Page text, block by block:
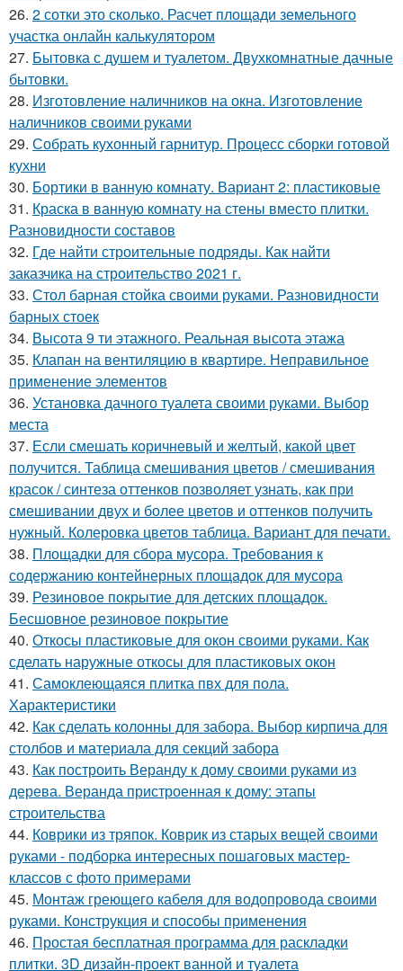
26. 2 сотки это сколько. Расчет площади земельного
участка онлайн калькулятором
27. Бытовка с душем и туалетом. Двухкомнатные дачные
бытовки.
28. Изготовление наличников на окна. Изготовление
наличников своими руками
29. Собрать кухонный гарнитур. Процесс сборки готовой
кухни
30. Бортики в ванную комнату. Вариант 2: пластиковые
31. Краска в ванную комнату на стены вместо плитки.
Разновидности составов
32. Где найти строительные подряды. Как найти
заказчика на строительство 2021 г.
33. Стол барная стойка своими руками. Разновидности
барных стоек
34. Высота 9 ти этажного. Реальная высота этажа
35. Клапан на вентиляцию в квартире. Неправильное
применение элементов
36. Установка дачного туалета своими руками. Выбор
места
37. Если смешать коричневый и желтый, какой цвет
получится. Таблица смешивания цветов / смешивания
красок / синтеза оттенков позволяет узнать, как при
смешивании двух и более цветов и оттенков получить
нужный. Колеровка цветов таблица. Вариант для печати.
38. Площадки для сбора мусора. Требования к
содержанию контейнерных площадок для мусора
39. Резиновое покрытие для детских площадок.
Бесшовное резиновое покрытие
40. Откосы пластиковые для окон своими руками. Как
сделать наружные откосы для пластиковых окон
41. Самоклеющаяся плитка пвх для пола.
Характеристики
42. Как сделать колонны для забора. Выбор кирпича для
столбов и материала для секций забора
43. Как построить Веранду к дому своими руками из
дерева. Веранда пристроенная к дому: этапы
строительства
44. Коврики из тряпок. Коврик из старых вещей своими
руками - подборка интересных пошаговых мастер-
классов с фото примерами
45. Монтаж греющего кабеля для водопровода своими
руками. Конструкция и способы применения
46. Простая бесплатная программа для раскладки
плитки. 3D дизайн-проект ванной и туалета